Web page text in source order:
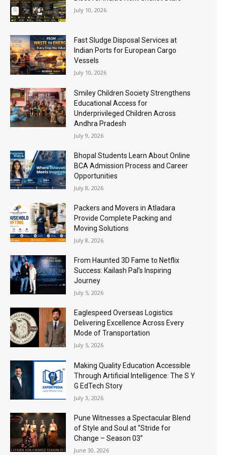
July 10, 2026
Fast Sludge Disposal Services at
Indian Ports for European Cargo
Vessels
July 10, 2026
Smiley Children Society Strengthens
Educational Access for
Underprivileged Children Across
Andhra Pradesh
July 9, 2026
Bhopal Students Learn About Online
BCA Admission Process and Career
Opportunities
July 8, 2026
Packers and Movers in Atladara
Provide Complete Packing and
Moving Solutions
July 8, 2026
From Haunted 3D Fame to Netflix
Success: Kailash Pal’s Inspiring
Journey
July 5, 2026
Eaglespeed Overseas Logistics
Delivering Excellence Across Every
Mode of Transportation
July 5, 2026
Making Quality Education Accessible
Through Artificial Intelligence: The S Y
G EdTech Story
July 3, 2026
Pune Witnesses a Spectacular Blend
of Style and Soul at “Stride for
Change – Season 03”
June 30, 2026